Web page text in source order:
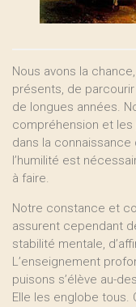
Nous avons la
présents, de
de longues années.
compréhension et
dans la
l’humilité est
à faire.
Notre constance et
assurent cependant
stabilité mentale,
L’enseignement
puisons s’élève au-
Elle les englobe tous.